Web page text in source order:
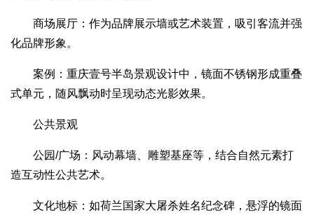
商场展厅：作为品牌展示墙或艺术装置，吸引客流并强
化品牌形象。
案例：重庆壹号半岛景观设计中，镜面不锈钢形成重叠
式单元，随风飘动时呈现动态光影效果。
公共景观
公园/广场：风动幕墙、雕塑基座等，结合自然元素打
造互动性公共艺术。
文化地标：如荷兰国家大屠杀姓名纪念碑，悬浮的镜面